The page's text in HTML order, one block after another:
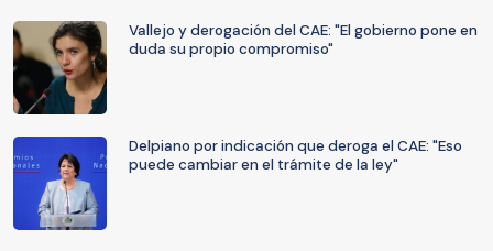
Vallejo y derogación del CAE: "El gobierno pone en
duda su propio compromiso"
Delpiano por indicación que deroga el CAE: "Eso
puede cambiar en el trámite de la ley"